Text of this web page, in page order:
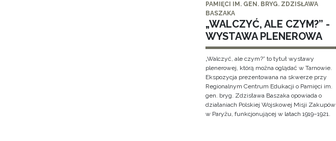
PAMIĘCI IM. GEN. BRYG. ZDZISŁAWA
BASZAKA
„WALCZYĆ, ALE CZYM?” -
WYSTAWA PLENEROWA
„Walczyć, ale czym?” to tytuł wystawy
plenerowej, którą można oglądać w Tarnowie.
Ekspozycja prezentowana na skwerze przy
Regionalnym Centrum Edukacji o Pamięci im.
gen. bryg. Zdzisława Baszaka opowiada o
działaniach Polskiej Wojskowej Misji Zakupów
w Paryżu, funkcjonującej w latach 1919–1921.